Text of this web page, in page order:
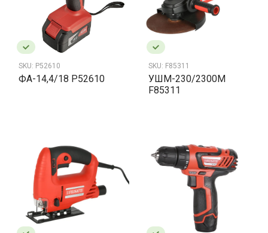
SKU: P52610
ФА-14,4/18 P52610
SKU: F85311
УШМ-230/2300М
F85311